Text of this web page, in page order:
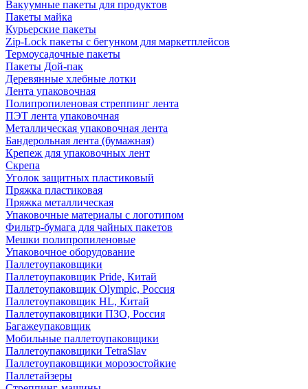
Вакуумные пакеты для продуктов
Пакеты майка
Курьерские пакеты
Zip-Lock пакеты с бегунком для маркетплейсов
Термоусадочные пакеты
Пакеты Дой-пак
Деревянные хлебные лотки
Лента упаковочная
Полипропиленовая стреппинг лента
ПЭТ лента упаковочная
Металлическая упаковочная лента
Бандерольная лента (бумажная)
Крепеж для упаковочных лент
Скрепа
Уголок защитных пластиковый
Пряжка пластиковая
Пряжка металлическая
Упаковочные материалы с логотипом
Фильтр-бумага для чайных пакетов
Мешки полипропиленовые
Упаковочное оборудование
Паллетоупаковщики
Паллетоупаковщик Pride, Китай
Паллетоупаковщик Olympic, Россия
Паллетоупаковщик HL, Китай
Паллетоупаковщики ПЗО, Россия
Багажеупаковщик
Мобильные паллетоупаковщики
Паллетоупаковщики TetraSlav
Паллетоупаковщики морозостойкие
Паллетайзеры